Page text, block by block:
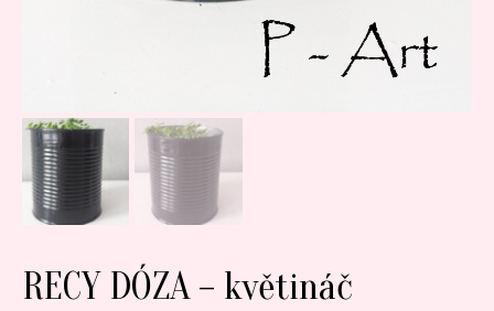
RECY DÓZA – květináč